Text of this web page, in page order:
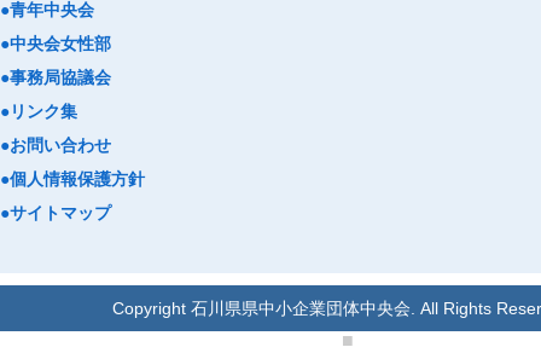
●青年中央会
●中央会女性部
●事務局協議会
●リンク集
●お問い合わせ
●個人情報保護方針
●サイトマップ
Copyright 石川県県中小企業団体中央会. All Rights
■